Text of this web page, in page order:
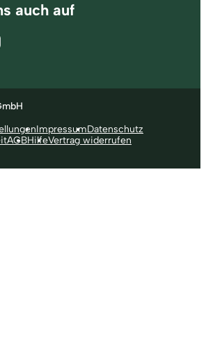
auch auf
ImpressumDatenschutz
AGBHilfeVertrag widerrufen